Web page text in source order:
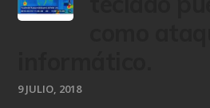
9 JULIO, 2018